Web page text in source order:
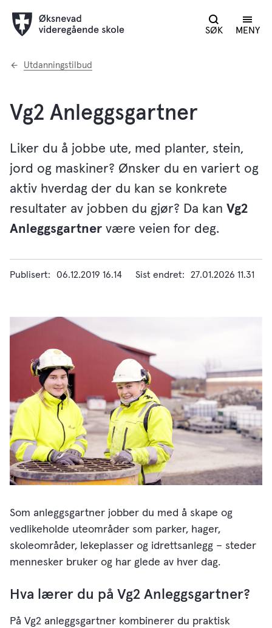
SØK MENY
Du
Utdanningstilbud
Vg2 Anleggsgartner
Liker du å jobbe ute, med planter, stein,
jord og maskiner? Ønsker du en variert og
aktiv hverdag der du kan se konkrete
resultater av jobben du gjør? Da kan Vg2
Anleggsgartner være veien for deg.
Publisert 06.12.2019 16.14 Sist endret 27.01.2026 11.31
Som anleggsgartner jobber du med å skape og
vedlikeholde uteområder som parker, hager,
skoleområder, lekeplasser og idrettsanlegg – steder
mennesker bruker og har glede av hver dag.
Hva lærer du på Vg2 Anleggsgartner?
På Vg2 anleggsgartner kombinerer du praktisk